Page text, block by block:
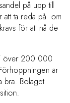
på upp till
att ta reda på om
för att nå de
över 200 000
är
bra. Bolaget